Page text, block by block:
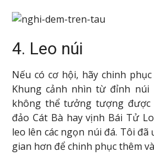
4. Leo núi
Nếu có cơ hội, hãy chinh
Khung cảnh nhìn từ đỉnh núi
không thể tưởng tượng được
đảo Cát Bà hay vịnh Bái Tử
leo lên các ngọn núi đá. Tôi
gian hơn để chinh phục thêm